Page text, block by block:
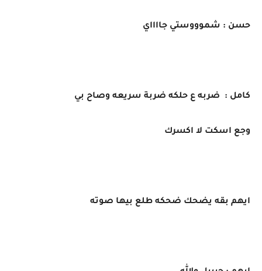
حسن : شموووستي جااااي
كامل : ضربه ع حلكه ضربة سريعه وصاح بي
وجع اسكت لا اكسرك
ايهم بقه يضحك ضحكه طلع بيها صوته